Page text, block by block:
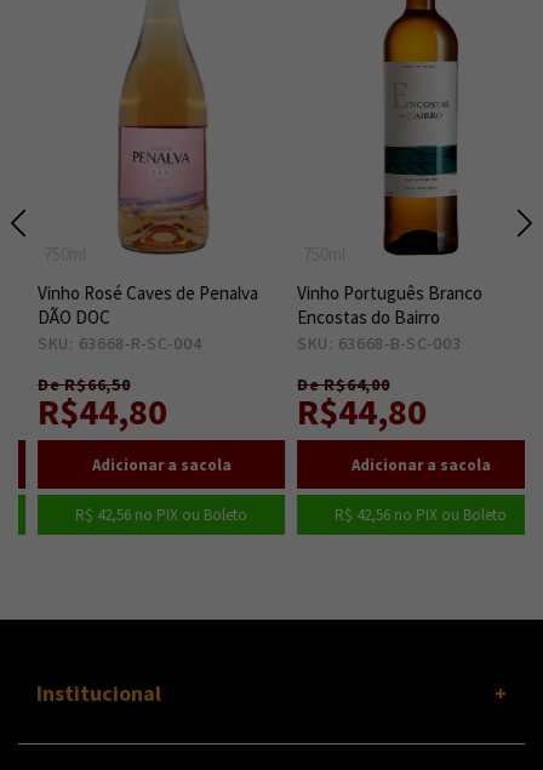
Vinho Rosé Caves de Penalva
DÃO DOC
SKU: 63668-R-SC-004 30
De R$66,50
R$44,80
R$ 42,56no PIX ou Boleto
Vinho Português Branco
Encostas do Bairro
SKU: 63668-B-SC-003 15
De R$64,00
R$44,80
R$ 42,56no PIX ou Boleto
Institucional